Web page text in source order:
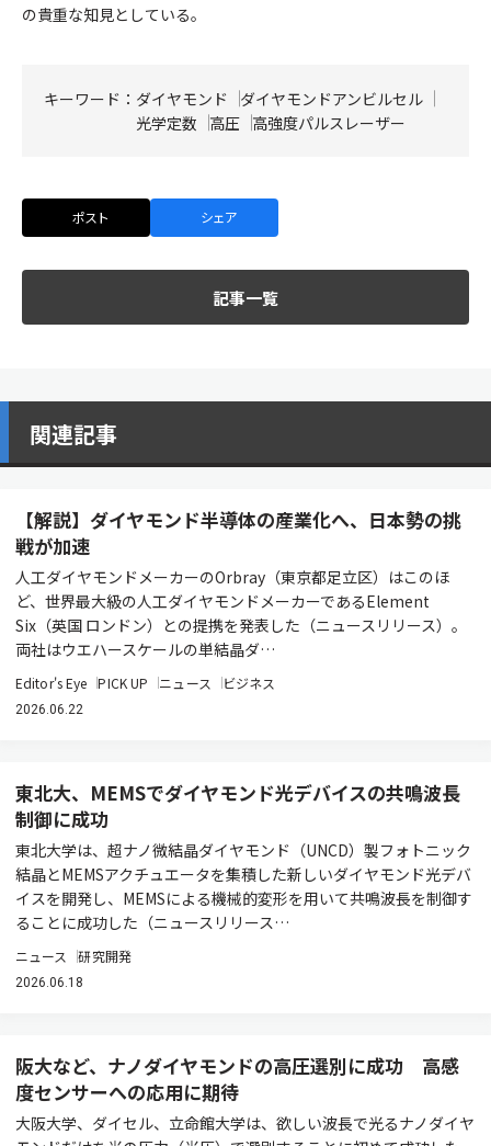
の貴重な知見としている。
キーワード： ダイヤモンド
ダイヤモンドアンビルセル
光学定数
高圧 高強度パルスレーザー
ポスト シェア
記事一覧
関連記事
【解説】ダイヤモンド半導体の産業化へ、日本勢の挑
戦が加速
人工ダイヤモンドメーカーのOrbray（東京都足立区）はこのほ
ど、世界最大級の人工ダイヤモンドメーカーであるElement
Six（英国 ロンドン）との提携を発表した（ニュースリリース）。
両社はウエハースケールの単結晶ダ…
Editor's Eye PICK UP ニュース ビジネス
2026.06.22
東北大、MEMSでダイヤモンド光デバイスの共鳴波長
制御に成功
東北大学は、超ナノ微結晶ダイヤモンド（UNCD）製フォトニック
結晶とMEMSアクチュエータを集積した新しいダイヤモンド光デバ
イスを開発し、MEMSによる機械的変形を用いて共鳴波長を制御す
ることに成功した（ニュースリリース…
ニュース 研究開発
2026.06.18
阪大など、ナノダイヤモンドの高圧選別に成功 高感
度センサーへの応用に期待
大阪大学、ダイセル、立命館大学は、欲しい波長で光るナノダイヤ